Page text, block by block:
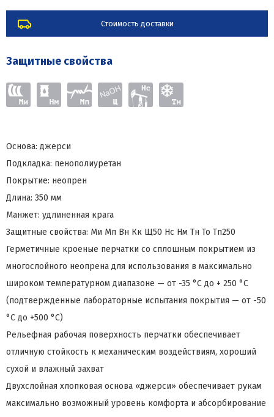
Стоимость доставки
Защитные свойства
Основа: джерси
Подкладка: пенополиуретан
Покрытие: неопрен
Длина: 350 мм
Манжет: удлиненная крага
Защитные свойства: Ми Мп Вн Кк Щ50 Нс Нм Тн То Тп250
Герметичные кроеные перчатки со сплошным покрытием из
многослойного неопрена для использования в максимально
широком температурном диапазоне — от -35 °С до + 250 °С
(подтвержденные лабораторные испытания покрытия — от -50
°С до +500 °С)
Рельефная рабочая поверхность перчатки обеспечивает
отличную стойкость к механическим воздействиям, хороший
сухой и влажный захват
Двухслойная хлопковая основа «джерси» обеспечивает рукам
максимально возможный уровень комфорта и абсорбирование